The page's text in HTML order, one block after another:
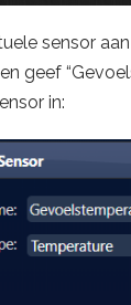
sensor
geef
in: